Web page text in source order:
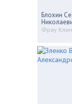
Блохин
Фрау